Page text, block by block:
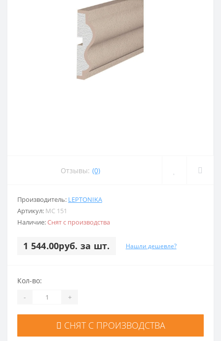
Отзывы: (0)
Производитель: LEPTONIKA
Артикул: MC 151
Наличие:Снят с производства
1 544.00руб. за шт. Нашли дешевле?
Кол-во:
- +
СНЯТ С ПРОИЗВОДСТВА